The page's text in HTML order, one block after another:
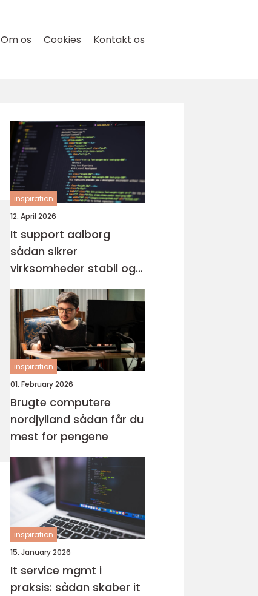
Om os Cookies Kontakt os
inspiration
12. April 2026
It support aalborg
sådan sikrer
virksomheder stabil og
tryg it-drift
inspiration
01. February 2026
Brugte computere
nordjylland sådan får du
mest for pengene
inspiration
15. January 2026
It service mgmt i
praksis: sådan skaber it